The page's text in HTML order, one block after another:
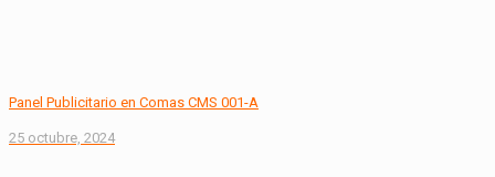
Panel Publicitario en Comas CMS 001-A
25 octubre, 2024